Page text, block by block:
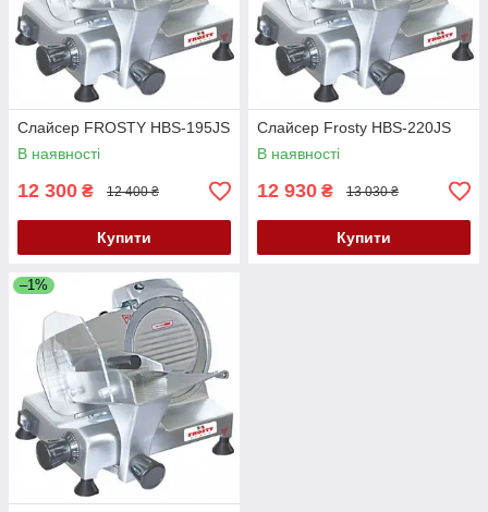
Слайсер FROSTY HBS-195JS
В наявності
12 300 ₴ 12 400 ₴
Купити
Слайсер Frosty HBS-220JS
В наявності
12 930 ₴ 13 030 ₴
Купити
–1%